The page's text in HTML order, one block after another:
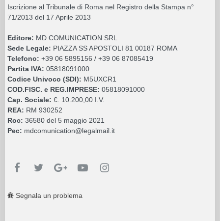
Iscrizione al Tribunale di Roma nel Registro della Stampa n°
71/2013 del 17 Aprile 2013
Editore: MD COMUNICATION SRL
Sede Legale: PIAZZA SS APOSTOLI 81 00187 ROMA
Telefono: +39 06 5895156 / +39 06 87085419
Partita IVA: 05818091000
Codice Univoco (SDI): M5UXCR1
COD.FISC. e REG.IMPRESE: 05818091000
Cap. Sociale: €. 10.200,00 I.V.
REA: RM 930252
Roc: 36580 del 5 maggio 2021
Pec: mdcomunication@legalmail.it
Segnala un problema